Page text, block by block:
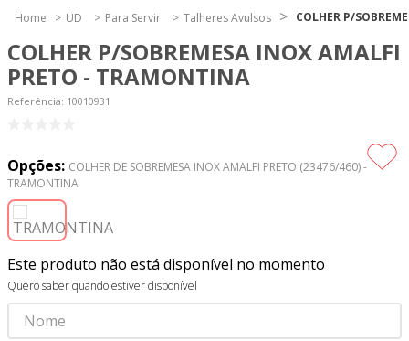
UD Para Servir Talheres Avulsos COLHER P/
COLHER P/SOBREMESA INOX AMALFI
PRETO - TRAMONTINA
Referência: 10010931
Opções: COLHER DE SOBREMESA INOX AMALFI PRETO (23476/460) -
TRAMONTINA
Este produto não está disponível no momento
Quero saber quando estiver disponível
2º
tapete
cortina
5º
tapetes
6º
tecido tricoline
7º
percal
tricoline digital
9º
tecido oxford
10º toalha mesa